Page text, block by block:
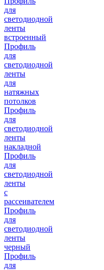
для
светодиодной
ленты
встроенный
Профиль
для
светодиодной
ленты
для
натяжных
потолков
Профиль
для
светодиодной
ленты
накладной
Профиль
для
светодиодной
ленты
с
рассеивателем
Профиль
для
светодиодной
ленты
черный
Профиль
для